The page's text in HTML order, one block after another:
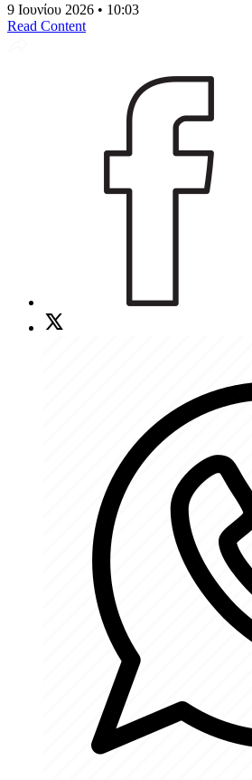
9 Ιουνίου 2026 • 10:03
Read Content